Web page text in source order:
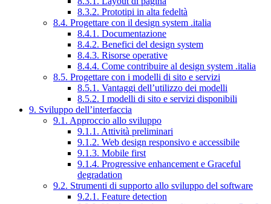
8.3.2. Prototipi in alta fedeltà
8.4. Progettare con il design system .italia
8.4.1. Documentazione
8.4.2. Benefici del design system
8.4.3. Risorse operative
8.4.4. Come contribuire al design system .italia
8.5. Progettare con i modelli di sito e servizi
8.5.1. Vantaggi dell’utilizzo dei modelli
8.5.2. I modelli di sito e servizi disponibili
9. Sviluppo dell’interfaccia
9.1. Approccio allo sviluppo
9.1.1. Attività preliminari
9.1.2. Web design responsivo e accessibile
9.1.3. Mobile first
9.1.4. Progressive enhancement e Graceful
degradation
9.2. Strumenti di supporto allo sviluppo del software
9.2.1. Feature detection